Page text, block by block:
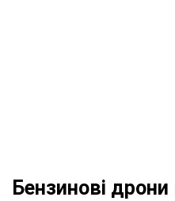
Бензинові